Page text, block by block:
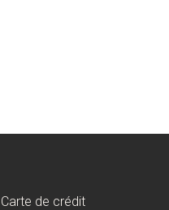
Carte de crédit